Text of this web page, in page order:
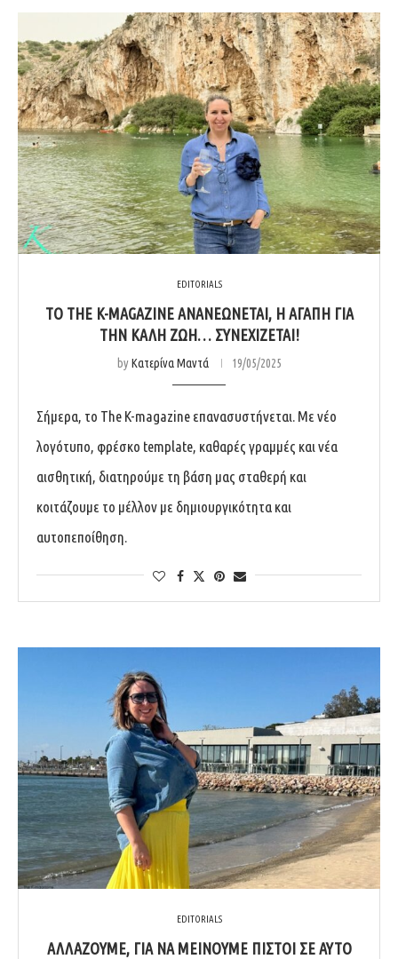
EDITORIALS
ΤΟ THE K-MAGAZINE ΑΝΑΝΕΏΝΕΤΑΙ, Η ΑΓΆΠΗ ΓΙΑ
ΤΗΝ ΚΑΛΉ ΖΩΉ… ΣΥΝΕΧΊΖΕΤΑΙ!
byΚατερίνα Μαντά 19/05/2025
Σήμερα, το The K-magazine επανασυστήνεται. Με νέο
λογότυπο, φρέσκο template, καθαρές γραμμές και νέα
αισθητική, διατηρούμε τη βάση μας σταθερή και
κοιτάζουμε το μέλλον με δημιουργικότητα και
αυτοπεποίθηση.
EDITORIALS
ΑΛΛΆΖΟΥΜΕ, ΓΙΑ ΝΑ ΜΕΊΝΟΥΜΕ ΠΙΣΤΟΊ ΣΕ ΑΥΤΌ